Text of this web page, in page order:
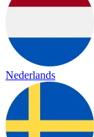
Nederlands